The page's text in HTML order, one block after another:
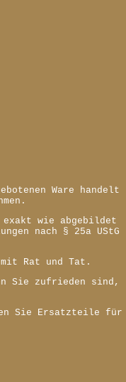
Ware handelt
wie abgebildet
nach § 25a UStG
Rat und Tat.
Sie zufrieden sind,
Sie Ersatzteile für